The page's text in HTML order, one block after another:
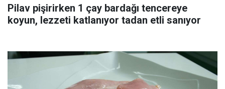
Pilav pişirirken 1 çay bardağı tencereye
koyun, lezzeti katlanıyor tadan etli sanıyor